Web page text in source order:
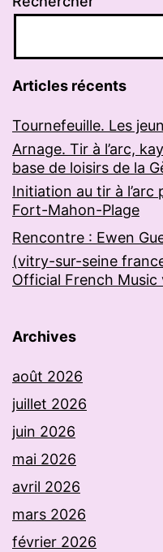
Articles récents
Tournefeuille. Les
Arnage. Tir à l’arc,
base de loisirs de la
Initiation au tir à l’arc
Fort-Mahon-Plage
Rencontre : Ewen
(vitry-sur-seine
Official French Music
Archives
août 2026
juillet 2026
juin 2026
mai 2026
avril 2026
mars 2026
février 2026